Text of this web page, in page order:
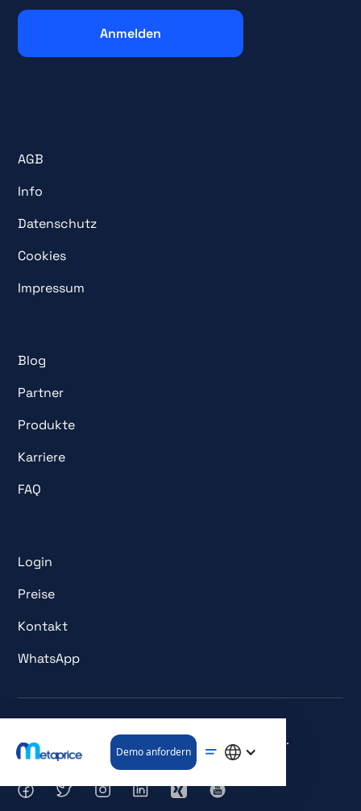
AGB
Info
Datenschutz
Cookies
Impressum
Blog
Partner
Produkte
Karriere
FAQ
Login
Preise
Kontakt
WhatsApp
© Alle Rechte vorbehalten. metaprice GmbH.
Demo anfordern